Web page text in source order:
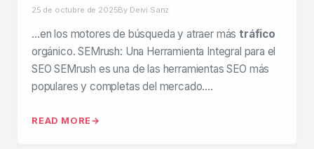
25 de octubre de 2025By Deivi Sanz
…en los motores de búsqueda y atraer más tráfico
orgánico. SEMrush: Una Herramienta Integral para el
SEO SEMrush es una de las herramientas SEO más
populares y completas del mercado….
READ MORE